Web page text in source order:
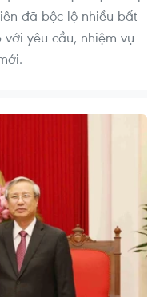
đã bộc lộ nhiều bất
yêu cầu, nhiệm vụ